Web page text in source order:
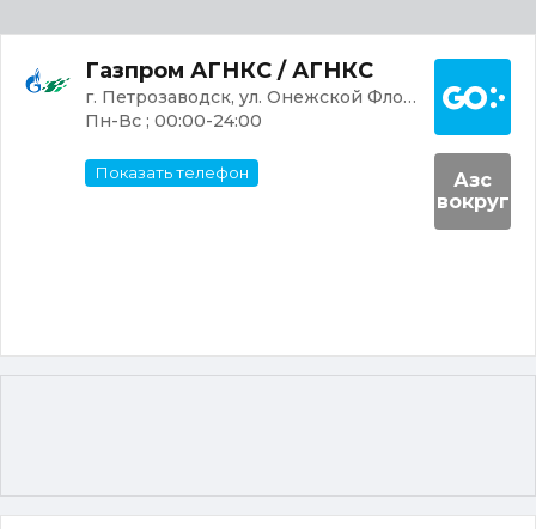
Газпром АГНКС / АГНКС
г. Петрозаводск, ул. Онежской Флотилии, 14
Пн-Вс ; 00:00-24:00
Показать телефон
Азс
вокруг